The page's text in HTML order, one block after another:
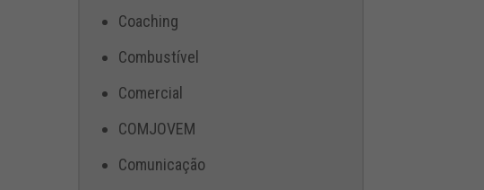
Coaching
Combustível
Comercial
COMJOVEM
Comunicação